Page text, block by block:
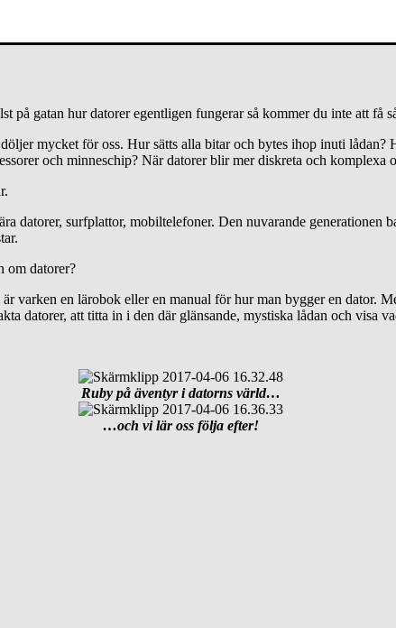
gatan hur datorer egentligen fungerar så kommer du inte att få
mycket för oss. Hur sätts alla bitar och bytes ihop inuti
och minneschip? När datorer blir mer diskreta och komplexa
datorer, surfplattor, mobiltelefoner. Den nuvarande generationen
om datorer?
varken en lärobok eller en manual för hur man bygger en dator.
datorer, att titta in i den där glänsande, mystiska lådan och visa
Ruby på äventyr i datorns värld…
…och vi lär oss följa efter!